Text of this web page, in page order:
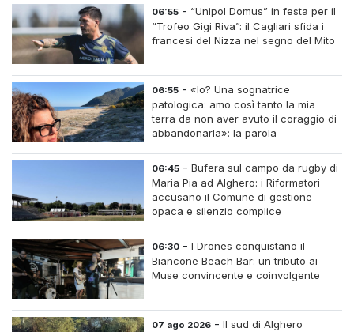
06:55 - “Unipol Domus” in festa per il
“Trofeo Gigi Riva”: il Cagliari sfida i
francesi del Nizza nel segno del Mito
06:55 - «Io? Una sognatrice
patologica: amo così tanto la mia
terra da non aver avuto il coraggio di
abbandonarla»: la parola
06:45 -Bufera sul campo da rugby di
Maria Pia ad Alghero: i Riformatori
accusano il Comune di gestione
opaca e silenzio complice
06:30 -I Drones conquistano il
Biancone Beach Bar: un tributo ai
Muse convincente e coinvolgente
07 ago 2026 -Il sud di Alghero